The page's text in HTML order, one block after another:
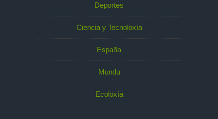
Deportes
Ciencia y Tecnoloxía
España
Mundu
Ecoloxía